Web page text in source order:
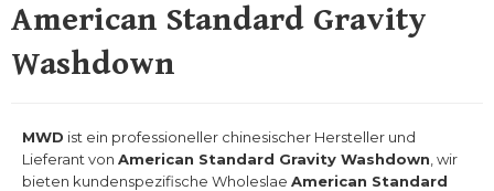
American Standard Gravity
Washdown
MWD ist ein professioneller chinesischer Hersteller und
Lieferant von American Standard Gravity Washdown , wir
bieten kundenspezifische Wholeslae American Standard